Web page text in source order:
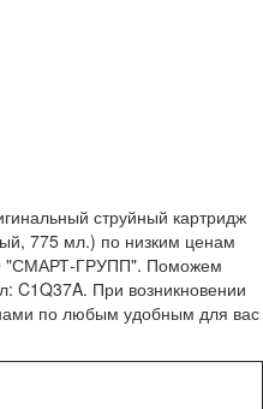
струйный картридж
775 мл.) по низким ценам
"СМАРТ-ГРУПП". Поможем
C1Q37A. При возникновении
по любым удобным для вас